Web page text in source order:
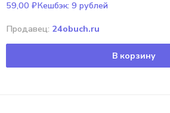
59,00 ₽Кешбэк: 9 рублей
Продавец: 24obuch.ru
В корзину